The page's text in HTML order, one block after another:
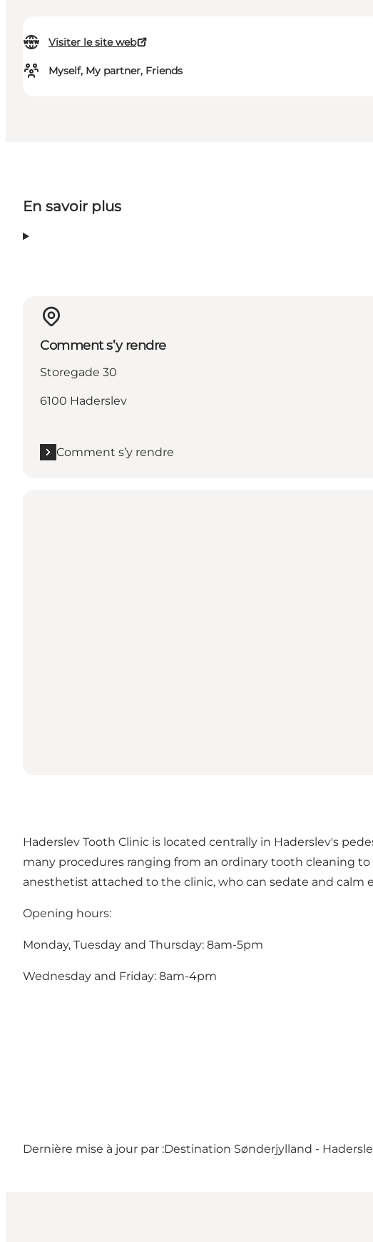
Visiter le site web
Myself, My partner, Friends
En savoir plus
Comment s’y rendre
Storegade 30
6100 Haderslev
Comment s’y rendre
Haderslev Tooth Clinic is located centrally in Haderslev's
many procedures ranging from an ordinary tooth cleaning
anesthetist attached to the clinic, who can sedate and calm
Opening hours:
Monday, Tuesday and Thursday: 8am-5pm
Wednesday and Friday: 8am-4pm
Dernière mise à jour par :Destination Sønderjylland -